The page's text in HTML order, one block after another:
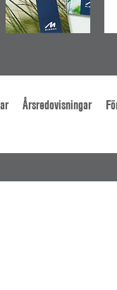
Årsredovisningar